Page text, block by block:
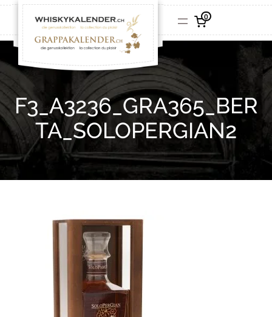
0
F3_A3236_GRA365_BER
TA_SOLOPERGIAN2